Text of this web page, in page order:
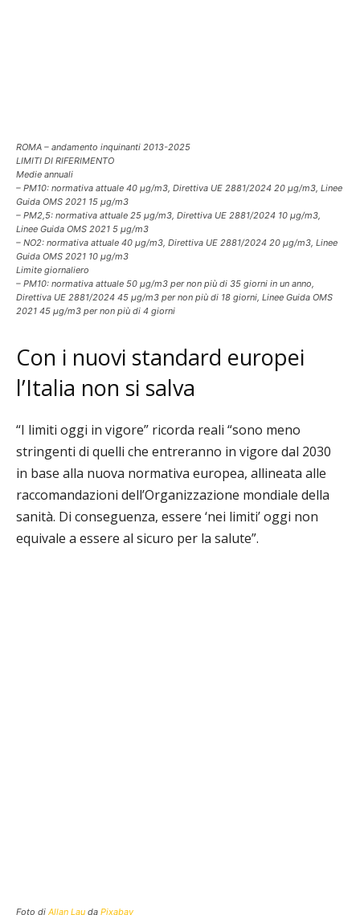
ROMA – andamento inquinanti 2013-2025
LIMITI DI RIFERIMENTO
Medie annuali
– PM10: normativa attuale 40 μg/m3, Direttiva UE 2881/2024 20 μg/m3, Linee
Guida OMS 2021 15 μg/m3
– PM2,5: normativa attuale 25 μg/m3, Direttiva UE 2881/2024 10 μg/m3,
Linee Guida OMS 2021 5 μg/m3
– NO2: normativa attuale 40 μg/m3, Direttiva UE 2881/2024 20 μg/m3, Linee
Guida OMS 2021 10 μg/m3
Limite giornaliero
– PM10: normativa attuale 50 μg/m3 per non più di 35 giorni in un anno,
Direttiva UE 2881/2024 45 μg/m3 per non più di 18 giorni, Linee Guida OMS
2021 45 μg/m3 per non più di 4 giorni
Con i nuovi standard europei
l’Italia non si salva
“I limiti oggi in vigore” ricorda reali “sono meno
stringenti di quelli che entreranno in vigore dal 2030
in base alla nuova normativa europea, allineata alle
raccomandazioni dell’Organizzazione mondiale della
sanità. Di conseguenza, essere ‘nei limiti’oggi non
equivale a essere al sicuro per la salute”.
Foto di Allan Lau da Pixabay